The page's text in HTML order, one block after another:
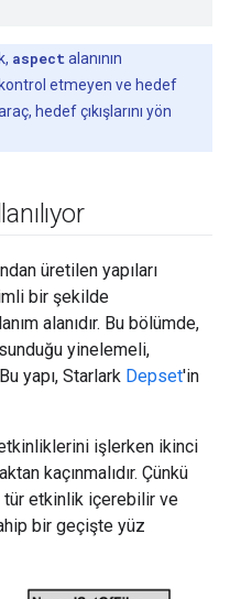
aspect alanının
kontrol etmeyen ve hedef
hedef çıkışlarını yön
üretilen yapıları
bir şekilde
alanıdır. Bu bölümde,
yinelemeli,
yapı, Starlark Depset'in
işlerken ikinci
kaçınmalıdır. Çünkü
etkinlik içerebilir ve
bir geçişte yüz